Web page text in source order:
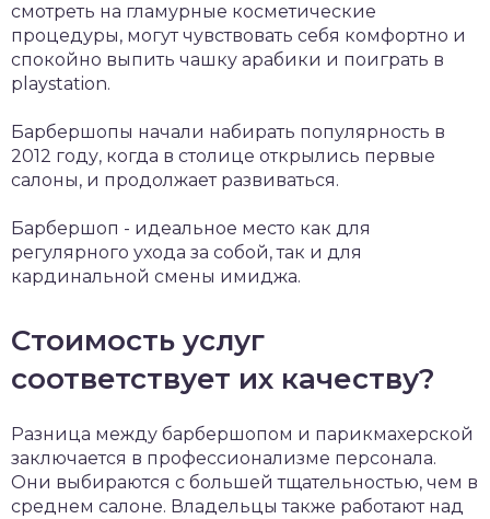
смотреть на гламурные косметические
процедуры, могут чувствовать себя комфортно и
спокойно выпить чашку арабики и поиграть в
playstation.
Барбершопы начали набирать популярность в
2012 году, когда в столице открылись первые
салоны, и продолжает развиваться.
Барбершоп - идеальное место как для
регулярного ухода за собой, так и для
кардинальной смены имиджа.
Стоимость услуг
соответствует их качеству?
Разница между барбершопом и парикмахерской
заключается в профессионализме персонала.
Они выбираются с большей тщательностью, чем в
среднем салоне. Владельцы также работают над